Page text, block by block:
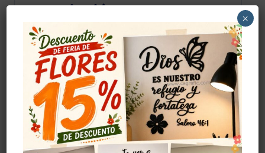
Descripción
Producto elaborado en madera MDF de alta
calidad, el color se da con vinilo adhesivo, el
cual se pega a la madera antes de realizar el
corte para darle color y elegancia, el color
mostrado en la fotografía es una
aproximación al tono real.
Cuidados
Evitar golpes.
×